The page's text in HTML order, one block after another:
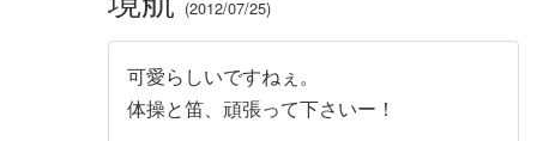
2012/07/25
可愛らしいですねぇ。
体操と笛、頑張って下さいー！